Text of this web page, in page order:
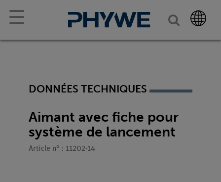
☰
DONNÉES TECHNIQUES
Aimant avec fiche pour
système de lancement
Article n° : 11202-14